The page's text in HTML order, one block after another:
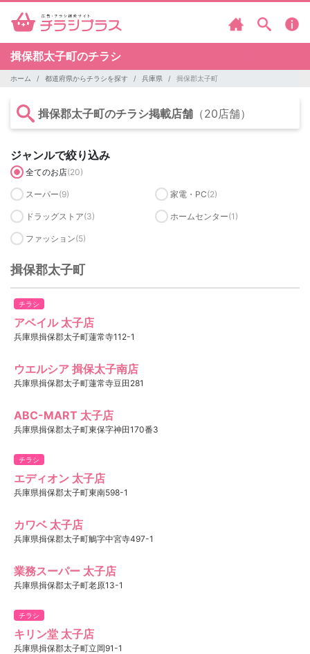
揖保郡太子町のチラシ
ホーム 都道府県からチラシを探す 兵庫県 揖保郡太子町
揖保郡太子町のチラシ掲載店舗 （20店舗）
ジャンルで絞り込み
全てのお店(20)
スーパー(9) 家電・PC(2)
ドラッグストア(3) ホームセンター(1)
ファッション(5)
揖保郡太子町
チラシ
アベイル 太子店
兵庫県揖保郡太子町蓮常寺112-1
ウエルシア 揖保太子南店
兵庫県揖保郡太子町蓮常寺豆田281
ABC-MART 太子店
兵庫県揖保郡太子町東保字神田170番3
チラシ
エディオン 太子店
兵庫県揖保郡太子町東南598-1
カワベ 太子店
兵庫県揖保郡太子町鵤字中宮寺497-1
業務スーパー 太子店
兵庫県揖保郡太子町老原13-1
チラシ
キリン堂 太子店
兵庫県揖保郡太子町立岡91-1